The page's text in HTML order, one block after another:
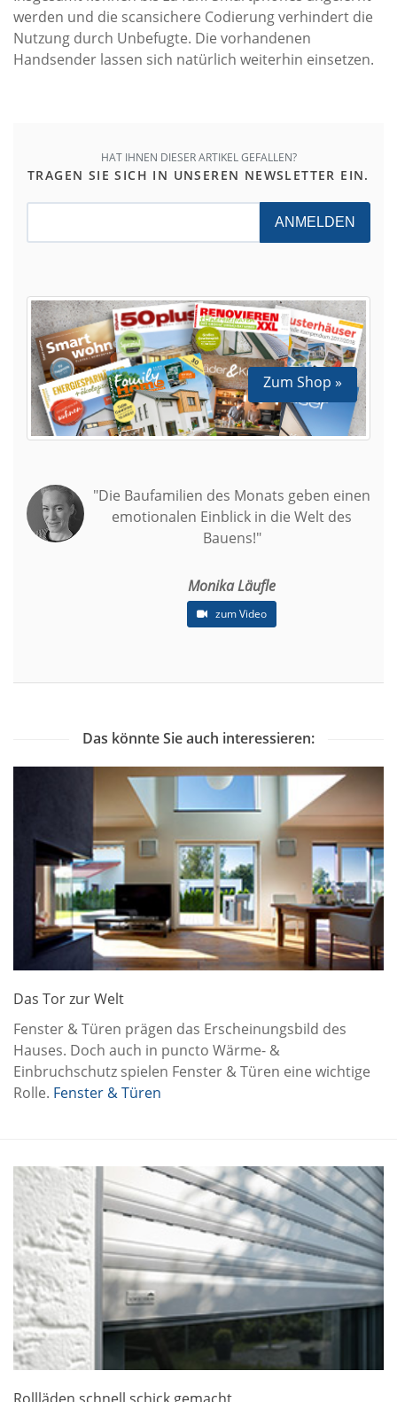
werden und die scansichere Codierung verhindert die
Nutzung durch Unbefugte. Die vorhandenen
Handsender lassen sich natürlich weiterhin einsetzen.
HAT IHNEN DIESER ARTIKEL GEFALLEN?
TRAGEN SIE SICH IN UNSEREN NEWSLETTER EIN.
ANMELDEN
Zum Shop »
"Die Baufamilien des Monats geben einen
emotionalen Einblick in die Welt des
Bauens!"
Monika Läufle
zum Video
Das könnte Sie auch interessieren:
Das Tor zur Welt
Fenster & Türen prägen das Erscheinungsbild des
Hauses. Doch auch in puncto Wärme- &
Einbruchschutz spielen Fenster & Türen eine wichtige
Rolle. Fenster & Türen